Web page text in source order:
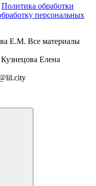
Политика обработки
персональных
Е.М. Все материалы
Елена